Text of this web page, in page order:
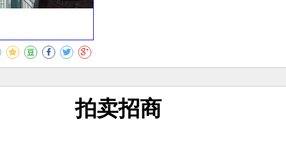
拍卖招商